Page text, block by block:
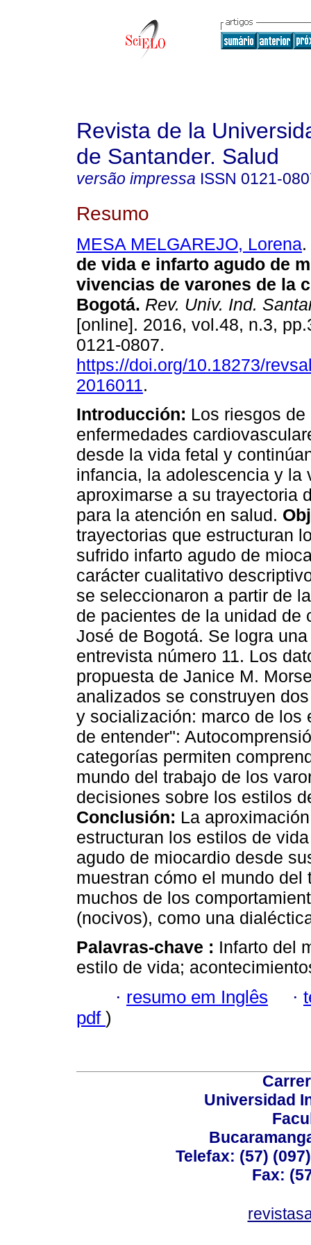
Revista de la
de Santander. Salud
versão impressa ISSN 0121-
Resumo
MESA MELGAREJO, Lorena.
de vida e infarto agudo de
vivencias de varones de la
Bogotá. Rev. Univ. Ind.
[online]. 2016, vol.48, n.3,
0121-0807.
https://doi.org/10.18273/
2016011.
Introducción: Los riesgos de
enfermedades
desde la vida fetal y
infancia, la adolescencia y la
aproximarse a su trayectoria
para la atención en salud.
trayectorias que estructuran
sufrido infarto agudo de
carácter cualitativo
se seleccionaron a partir de
de pacientes de la unidad de
José de Bogotá. Se logra
entrevista número 11. Los
propuesta de Janice M.
analizados se construyen
y socialización: marco de los
de entender":
categorías permiten
mundo del trabajo de los
decisiones sobre los estilos
Conclusión: La
estructuran los estilos de
agudo de miocardio desde
muestran cómo el mundo
muchos de los
(nocivos), como una
Palavras-chave : Infarto del
estilo de vida;
· resumo em Inglês ·
pdf )
Universidad
Telefax: (57)
Fax: